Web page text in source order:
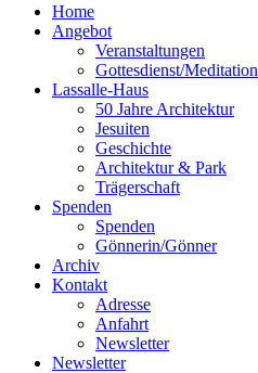
Home
Angebot
Veranstaltungen
Gottesdienst/Meditation
Lassalle-Haus
50 Jahre Architektur
Jesuiten
Geschichte
Architektur & Park
Trägerschaft
Spenden
Spenden
Gönnerin/Gönner
Archiv
Kontakt
Adresse
Anfahrt
Newsletter
Newsletter